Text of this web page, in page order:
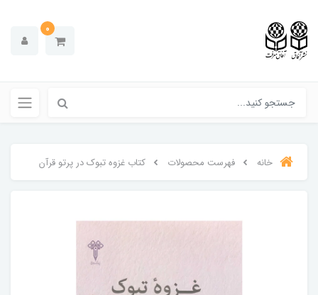
0
خانه فهرست محصولات کتاب غزوه تبوک در پرتو قرآن